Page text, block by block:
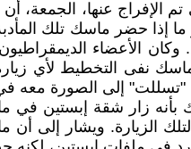
إذا حضر ماسك تلك
نفى التخطيط لأي
"تسللت" إلى الصورة
لتلك الزيارة. ويشار